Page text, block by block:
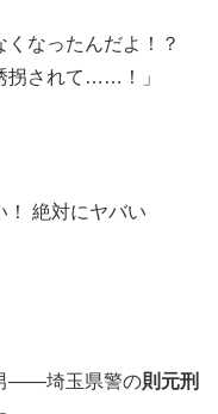
なったんだよ！？
拐されて……！」
！ 絶対にヤバい
――埼玉県警の則元刑